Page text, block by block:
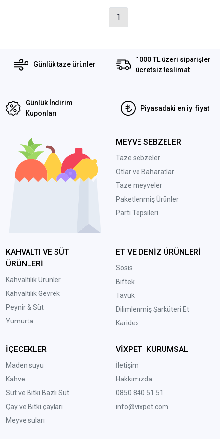
1
Günlük taze ürünler
1000 TL üzeri siparişler
ücretsiz teslimat
Günlük İndirim
Kuponları
Piyasadaki en iyi fiyat
MEYVE SEBZELER
Taze sebzeler
Otlar ve Baharatlar
Taze meyveler
Paketlenmiş Ürünler
Parti Tepsileri
KAHVALTI VE SÜT
ÜRÜNLERİ
Kahvaltılık Ürünler
Kahvaltılık Gevrek
Peynir & Süt
Yumurta
ET VE DENİZ ÜRÜNLERİ
Sosis
Biftek
Tavuk
Dilimlenmiş Şarküteri Et
Karides
İÇECEKLER
Maden suyu
Kahve
Süt ve Bitki Bazlı Süt
Çay ve Bitki çayları
Meyve suları
VİXPET KURUMSAL
İletişim
Hakkımızda
0850 840 51 51
info@vixpet.com